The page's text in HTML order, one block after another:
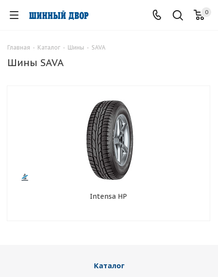
0
Главная - Каталог - Шины - SAVA
Шины SAVA
Intensa HP
Каталог